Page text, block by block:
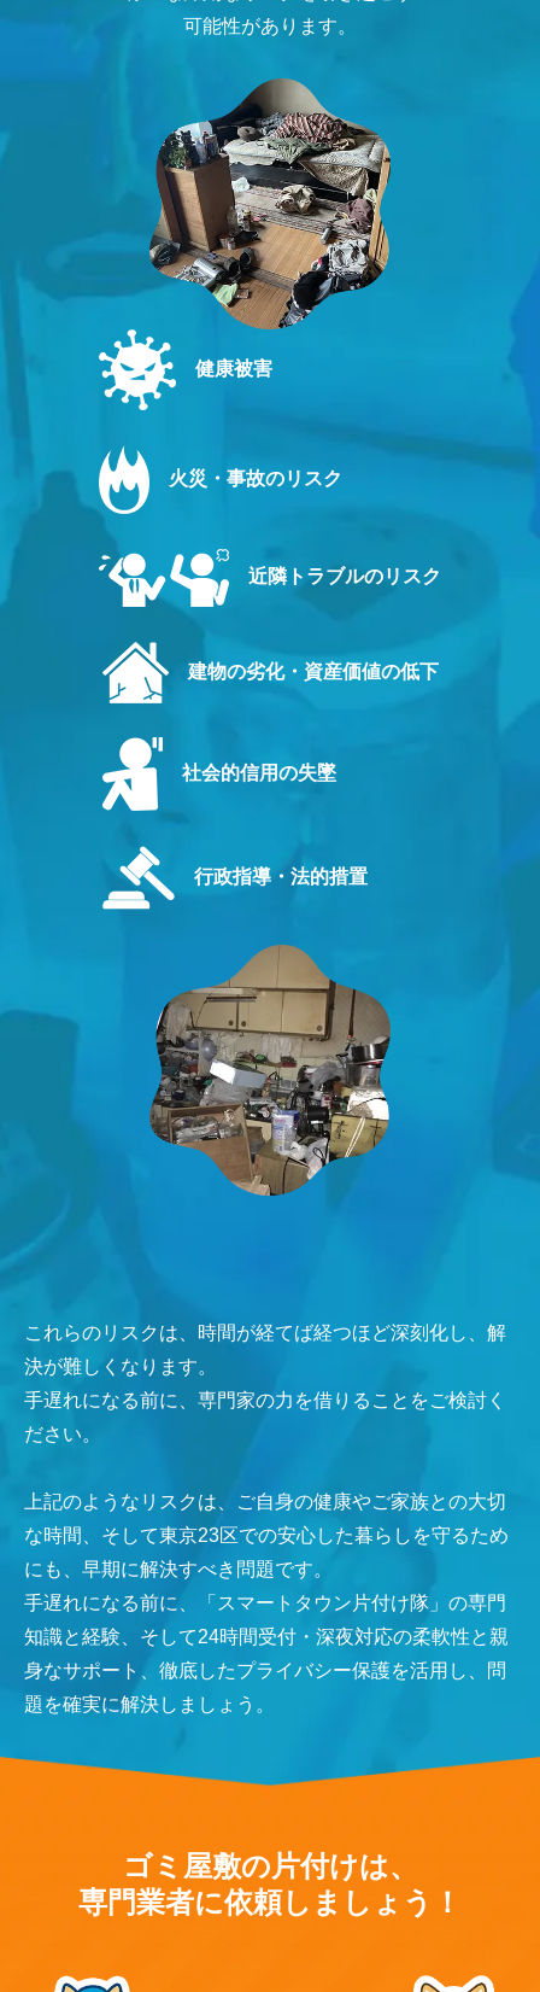
可能性があります。
健康被害
火災・事故のリスク
近隣トラブルのリスク
建物の劣化・資産価値の低下
社会的信用の失墜
行政指導・法的措置
これらのリスクは、時間が経てば経つほど深刻化し、解
決が難しくなります。
手遅れになる前に、専門家の力を借りることをご検討く
ださい。
上記のようなリスクは、ご自身の健康やご家族との大切
な時間、そして東京23区での安心した暮らしを守るため
にも、早期に解決すべき問題です。
手遅れになる前に、「スマートタウン片付け隊」の専門
知識と経験、そして24時間受付・深夜対応の柔軟性と親
身なサポート、徹底したプライバシー保護を活用し、問
題を確実に解決しましょう。
ゴミ屋敷の片付けは、
専門業者に依頼しましょう！